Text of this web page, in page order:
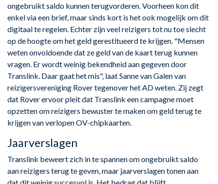
ongebruikt saldo kunnen terugvorderen. Voorheen kon dit
enkel via een brief, maar sinds kort is het ook mogelijk om dit
digitaal te regelen. Echter zijn veel reizigers tot nu toe slecht
op de hoogte om het geld gerestitueerd te krijgen. "Mensen
weten onvoldoende dat ze geld van de kaart terug kunnen
vragen. Er wordt weinig bekendheid aan gegeven door
Translink. Daar gaat het mis", laat Sanne van Galen van
reizigersvereniging Rover tegenover het AD weten. Zij zegt
dat Rover ervoor pleit dat Translink een campagne moet
opzetten om reizigers bewuster te maken om geld terug te
krijgen van verlopen OV-chipkaarten.
Jaarverslagen
Translink beweert zich in te spannen om ongebruikt saldo
aan reizigers terug te geven, maar jaarverslagen tonen aan
dat dit weinig succesvol is. Het bedrag dat blijft